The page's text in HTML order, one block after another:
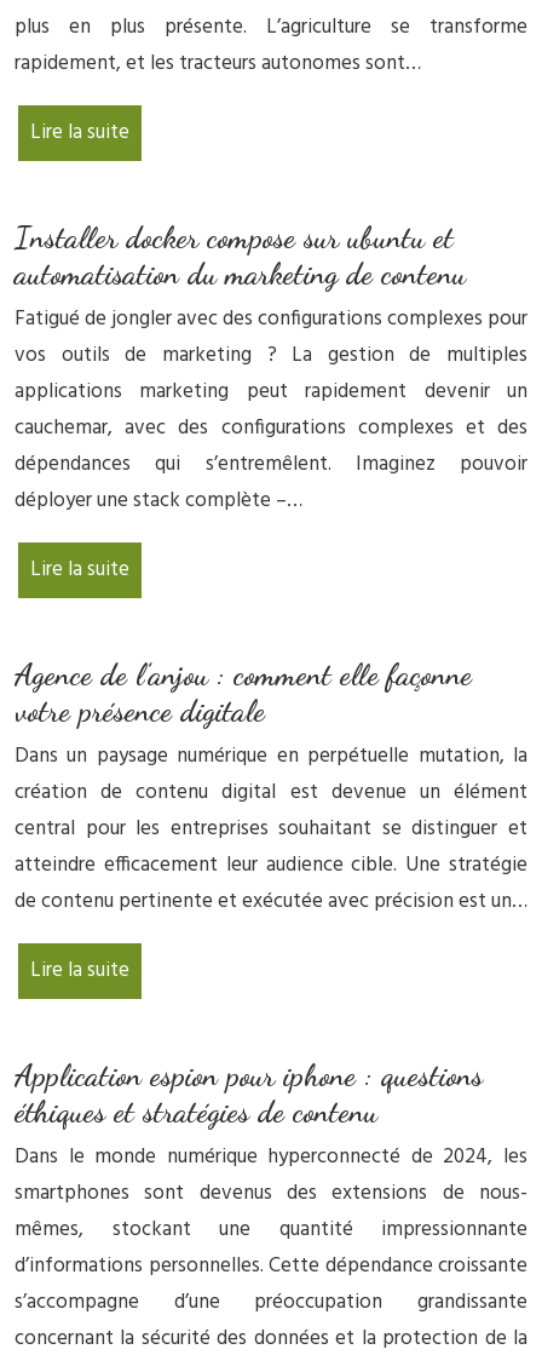
plus en plus présente. L’agriculture se transforme
rapidement, et les tracteurs autonomes sont…
Lire la suite
Installer docker compose sur ubuntu et
automatisation du marketing de contenu
Fatigué de jongler avec des configurations complexes pour
vos outils de marketing ? La gestion de multiples
applications marketing peut rapidement devenir un
cauchemar, avec des configurations complexes et des
dépendances qui s’entremêlent. Imaginez pouvoir
déployer une stack complète –…
Lire la suite
Agence de l’anjou : comment elle façonne
votre présence digitale
Dans un paysage numérique en perpétuelle mutation, la
création de contenu digital est devenue un élément
central pour les entreprises souhaitant se distinguer et
atteindre efficacement leur audience cible. Une stratégie
de contenu pertinente et exécutée avec précision est un…
Lire la suite
Application espion pour iphone : questions
éthiques et stratégies de contenu
Dans le monde numérique hyperconnecté de 2024, les
smartphones sont devenus des extensions de nous-
mêmes, stockant une quantité impressionnante
d’informations personnelles. Cette dépendance croissante
s’accompagne d’une préoccupation grandissante
concernant la sécurité des données et la protection de la